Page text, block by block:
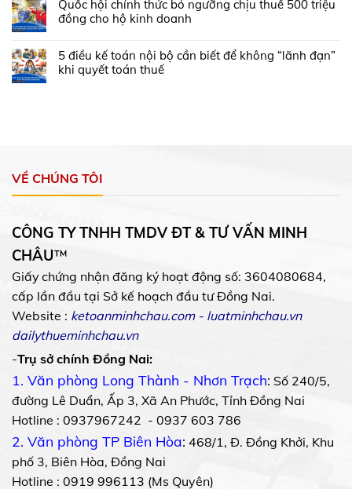
Quốc hội chính thức bỏ ngưỡng chịu thuế 500 triệu
đồng cho hộ kinh doanh
5 điều kế toán nội bộ cần biết để không “lãnh đạn”
khi quyết toán thuế
VỀ CHÚNG TÔI
CÔNG TY TNHH TMDV ĐT & TƯ VẤN MINH
CHÂU™
Giấy chứng nhận đăng ký hoạt động số: 3604080684,
cấp lần đầu tại Sở kế hoạch đầu tư Đồng Nai.
Website : ketoanminhchau.com- luatminhchau.vn
dailythueminhchau.vn
-Trụ sở chính Đồng Nai:
1. Văn phòng Long Thành - Nhơn Trạch: Số 240/5,
đường Lê Duẩn, Ấp 3, Xã An Phước, Tỉnh Đồng Nai
Hotline : 0937967242 - 0937 603 786
2. Văn phòng TP Biên Hòa: 468/1, Đ. Đồng Khởi, Khu
phố 3, Biên Hòa, Đồng Nai
Hotline : 0919 996113 (Ms Quyên)